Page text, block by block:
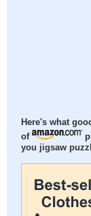
Here's what
of
you jigsaw